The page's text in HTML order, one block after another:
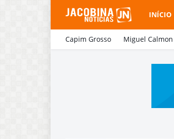
INÍCIO
Capim Grosso Miguel Calmon